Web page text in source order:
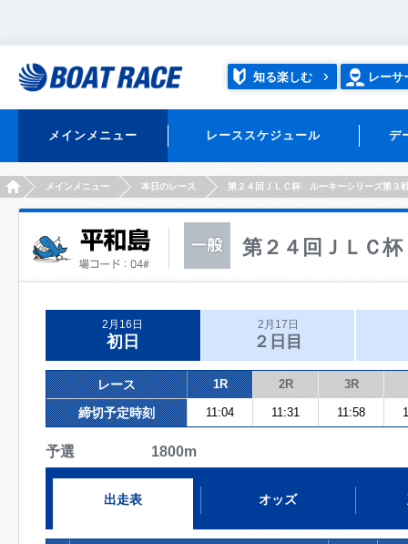
知る楽しむ レーサ
メインメニュー レーススケジュール デ
HOMEメインメニュー 本日のレース 第２４回ＪＬＣ杯 ルーキーシリーズ第３
第２４回ＪＬＣ
2月16日
初日
2月17日
２日目
レース 1R 2R 3R
締切予定時刻 11:04 11:31 11:58
予選 1800m
出走表 オッズ